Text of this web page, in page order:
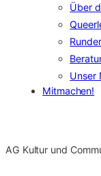
Über
Unser
Mitmachen!
AG Kultur und